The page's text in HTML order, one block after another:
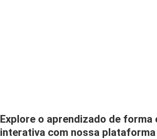
Explore o aprendizado de forma
interativa com nossa plataforma